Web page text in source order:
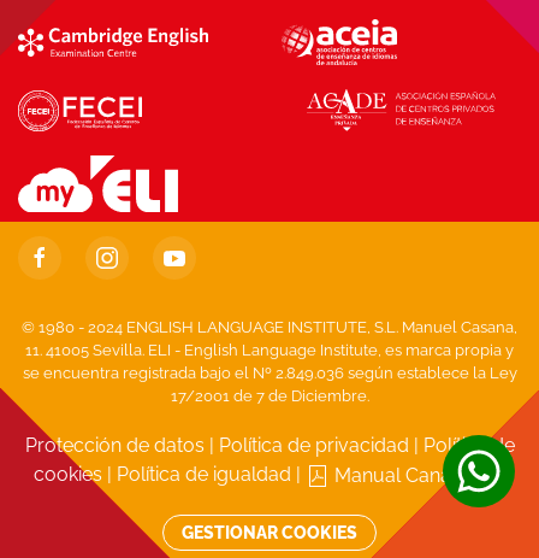
© 1980 - 2024 ENGLISH LANGUAGE INSTITUTE, S.L. Manuel Casana,
11. 41005 Sevilla. ELI - English Language Institute, es marca propia y
se encuentra registrada bajo el Nº 2.849.036 según establece la Ley
17/2001 de 7 de Diciembre.
Protección de datos | Política de privacidad | Política de
cookies | Política de igualdad | Manual Canal Ético
GESTIONAR COOKIES